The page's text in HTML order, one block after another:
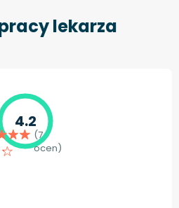
lekarza
4.2
(7
ocen)